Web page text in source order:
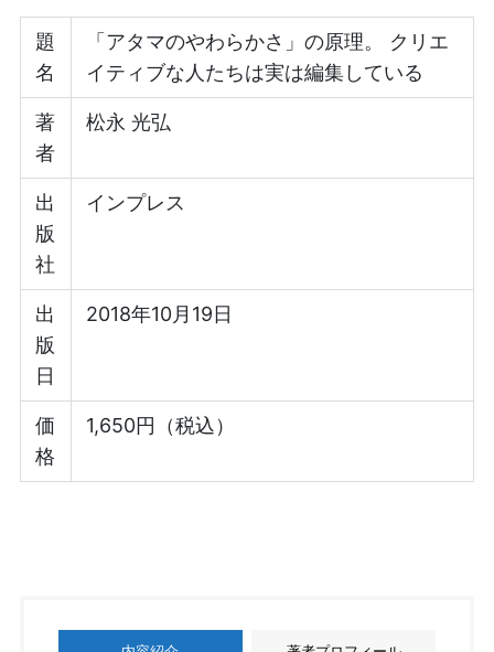
題
名
「アタマのやわらかさ」の原理。 クリエ
イティブな人たちは実は編集している
著
者
松永 光弘
出
版
社
インプレス
出
版
日
2018年10月19日
価
格
1,650円（税込）